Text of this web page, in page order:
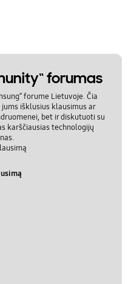
forumas
forume Lietuvoje. Čia
išklusius klausimus ar
bet ir diskutuoti su
karščiausias technologijų